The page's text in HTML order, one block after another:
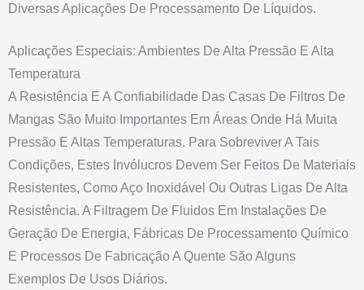
Diversas Aplicações De Processamento De Líquidos.
Aplicações Especiais: Ambientes De Alta Pressão E Alta
Temperatura
A Resistência E A Confiabilidade Das Casas De Filtros De
Mangas São Muito Importantes Em Áreas Onde Há Muita
Pressão E Altas Temperaturas. Para Sobreviver A Tais
Condições, Estes Invólucros Devem Ser Feitos De Materiais
Resistentes, Como Aço Inoxidável Ou Outras Ligas De Alta
Resistência. A Filtragem De Fluidos Em Instalações De
Geração De Energia, Fábricas De Processamento Químico
E Processos De Fabricação A Quente São Alguns
Exemplos De Usos Diários.